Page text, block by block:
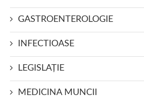
GASTROENTEROLOGIE
INFECTIOASE
LEGISLAŢIE
MEDICINA MUNCII